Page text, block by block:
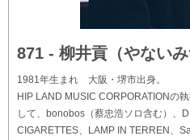
871 - 柳井貢（やないみ
1981年生まれ 大阪・堺市出身。
HIP LAND MUSIC CORPORATIONの
して、bonobos（蔡忠浩ソロ含む）、
CIGARETTES、LAMP IN TERREN、